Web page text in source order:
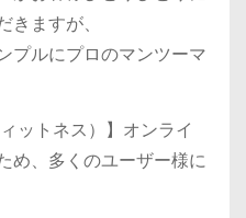
ますが、
プルにプロのマンツーマ
ットネス）】オンライ
め、多くのユーザー様に